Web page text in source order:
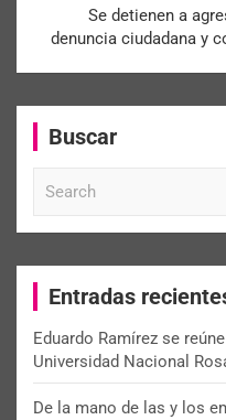
Se detienen a
denuncia ciudadana y
Buscar
c
Entradas
Eduardo Ramírez se
Universidad Nacional
De la mano de las y los